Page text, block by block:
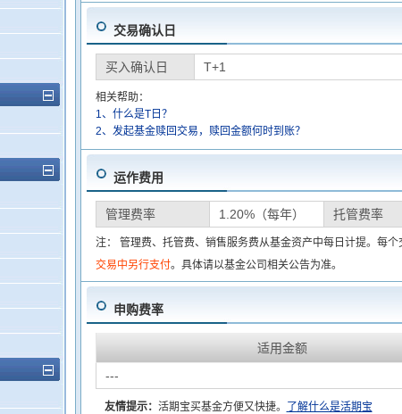
交易确认日
买入确认日 T+1
相关帮助：
1、什么是T日？
2、发起基金赎回交易，赎回金额何时到账？
运作费用
管理费率 1.20%（每年） 托管费率
注： 管理费、托管费、销售服务费从基金资产中每日计提。每
交易中另行支付。具体请以基金公司相关公告为准。
申购费率
适用金额
---
友情提示： 活期宝买基金方便又快捷。
了解什么是活期宝